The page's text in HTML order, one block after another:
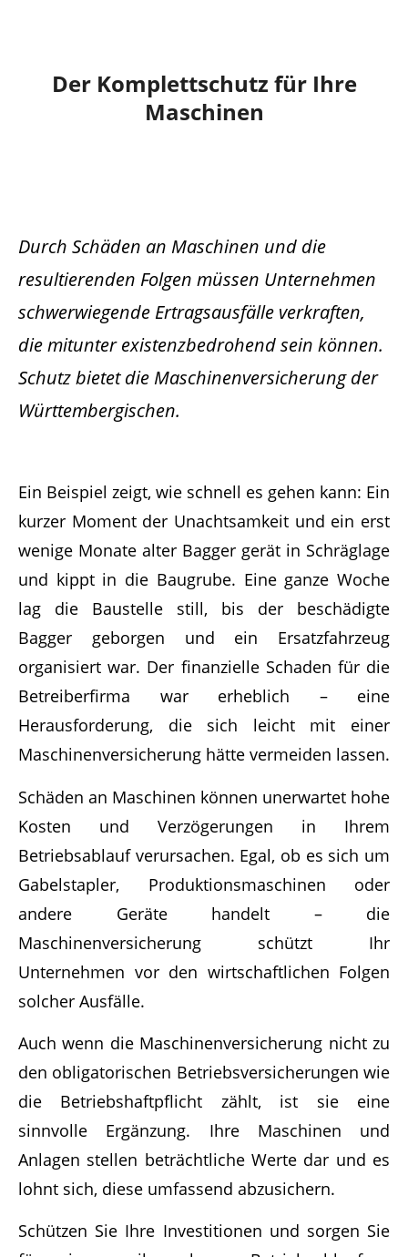
Der Komplettschutz für Ihre
Maschinen
Durch Schäden an Maschinen und die
resultierenden Folgen müssen Unternehmen
schwerwiegende Ertragsausfälle verkraften,
die mitunter existenzbedrohend sein können.
Schutz bietet die Maschinenversicherung der
Württembergischen.
Ein Beispiel zeigt, wie schnell es gehen kann: Ein
kurzer Moment der Unachtsamkeit und ein erst
wenige Monate alter Bagger gerät in Schräglage
und kippt in die Baugrube. Eine ganze Woche
lag die Baustelle still, bis der beschädigte
Bagger geborgen und ein Ersatzfahrzeug
organisiert war. Der finanzielle Schaden für die
Betreiberfirma war erheblich – eine
Herausforderung, die sich leicht mit einer
Maschinenversicherung hätte vermeiden lassen.
Schäden an Maschinen können unerwartet hohe
Kosten und Verzögerungen in Ihrem
Betriebsablauf verursachen. Egal, ob es sich um
Gabelstapler, Produktionsmaschinen oder
andere Geräte handelt – die
Maschinenversicherung schützt Ihr
Unternehmen vor den wirtschaftlichen Folgen
solcher Ausfälle.
Auch wenn die Maschinenversicherung nicht zu
den obligatorischen Betriebsversicherungen wie
die Betriebshaftpflicht zählt, ist sie eine
sinnvolle Ergänzung. Ihre Maschinen und
Anlagen stellen beträchtliche Werte dar und es
lohnt sich, diese umfassend abzusichern.
Schützen Sie Ihre Investitionen und sorgen Sie